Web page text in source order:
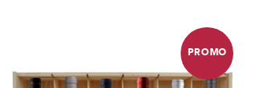
PROMO